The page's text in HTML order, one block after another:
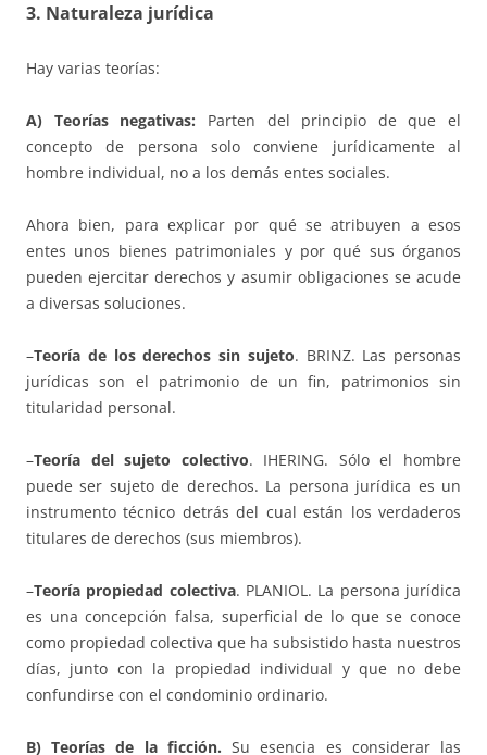
3. Naturaleza jurídica
Hay varias teorías:
A) Teorías negativas: Parten del principio de que el
concepto de persona solo conviene jurídicamente al
hombre individual, no a los demás entes sociales.
Ahora bien, para explicar por qué se atribuyen a esos
entes unos bienes patrimoniales y por qué sus órganos
pueden ejercitar derechos y asumir obligaciones se acude
a diversas soluciones.
–Teoría de los derechos sin sujeto. BRINZ. Las personas
jurídicas son el patrimonio de un fin, patrimonios sin
titularidad personal.
–Teoría del sujeto colectivo. IHERING. Sólo el hombre
puede ser sujeto de derechos. La persona jurídica es un
instrumento técnico detrás del cual están los verdaderos
titulares de derechos (sus miembros).
–Teoría propiedad colectiva. PLANIOL. La persona jurídica
es una concepción falsa, superficial de lo que se conoce
como propiedad colectiva que ha subsistido hasta nuestros
días, junto con la propiedad individual y que no debe
confundirse con el condominio ordinario.
B) Teorías de la ficción.Su esencia es considerar las